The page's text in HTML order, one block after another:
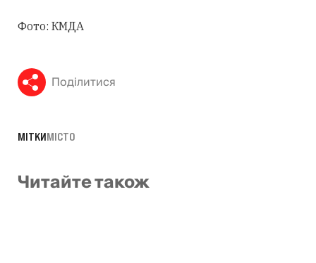
Фото: КМДА
Поділитися
МІТКИМІСТО
Читайте також